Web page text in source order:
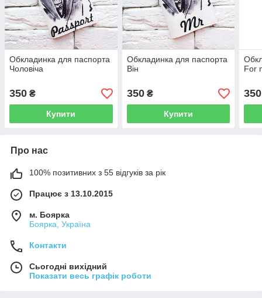
Обкладинка для паспорта
Чоловіча
350 ₴
Купити
Обкладинка для паспорта
Він
350₴
Купити
For
350
Про нас
100% позитивних з 55 відгуків за рік
Працює з 13.10.2015
м. Боярка
Боярка, Україна
Контакти
Сьогодні вихідний
Показати весь графік роботи